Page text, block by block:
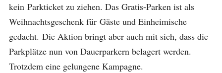
kein Parkticket zu ziehen. Das Gratis-Parken ist als
Weihnachtsgeschenk für Gäste und Einheimische
gedacht. Die Aktion bringt aber auch mit sich, dass die
Parkplätze nun von Dauerparkern belagert werden.
Trotzdem eine gelungene Kampagne.